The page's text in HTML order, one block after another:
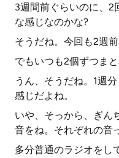
3週間前ぐらいのに、2
な感じなのかな?
そうだね。今回も2週前
でもいつも2個ずつま
うん、そうだね。1週
感じだよね。
いや、そっから、ぎん
音をね。それぞれの音
多分普通のラジオをし